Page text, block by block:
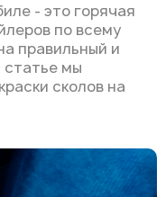
- это горячая
по всему
правильный и
статье мы
сколов на